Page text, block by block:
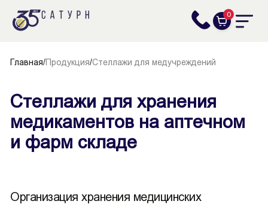
0
Главная/Продукция/Стеллажи для медучреждений
Стеллажи для хранения
медикаментов на аптечном
и фарм складе
Организация хранения медицинских